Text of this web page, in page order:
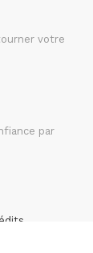
votre
par